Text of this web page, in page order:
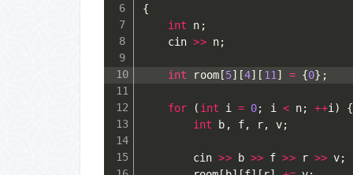
{
int n ;
	cin
>> n;
int room[5] [4] [ 11] = {0} ;
for ( int i = 0; i < n; ++i)
{
int b , f, r, v;
		cin
>> b >> f >> r >> v;